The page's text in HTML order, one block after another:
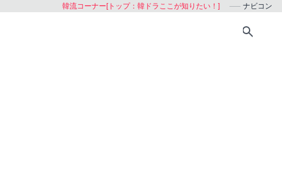
韓流コーナー[トップ：韓ドラここが知りたい！] ナビコン